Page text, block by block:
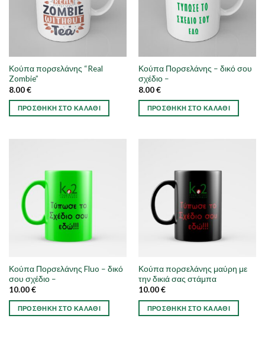
Κούπα πορσελάνης “Real
Zombie”
8.00€
ΠΡΟΣΘΉΚΗ ΣΤΟ ΚΑΛΆΘΙ
Κούπα Πορσελάνης – δικό σου
σχέδιο –
8.00€
ΠΡΟΣΘΉΚΗ ΣΤΟ ΚΑΛΆΘΙ
Κούπα Πορσελάνης Fluo – δικό
σου σχέδιο –
10.00€
ΠΡΟΣΘΉΚΗ ΣΤΟ ΚΑΛΆΘΙ
Κούπα πορσελάνης μαύρη με
την δικιά σας στάμπα
10.00€
ΠΡΟΣΘΉΚΗ ΣΤΟ ΚΑΛΆΘΙ